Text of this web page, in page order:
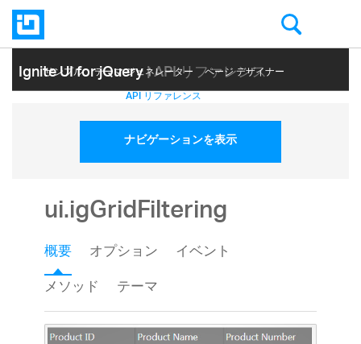
Ignite UI for jQuery| API リファレンス
サンプル テーマ ジェネレーター ページ デザイナー
ヘルプ トピック API リファレンス
ナビゲーションを表示
ui.igGridFiltering
概要 オプション
イベント
メソッド
テーマ